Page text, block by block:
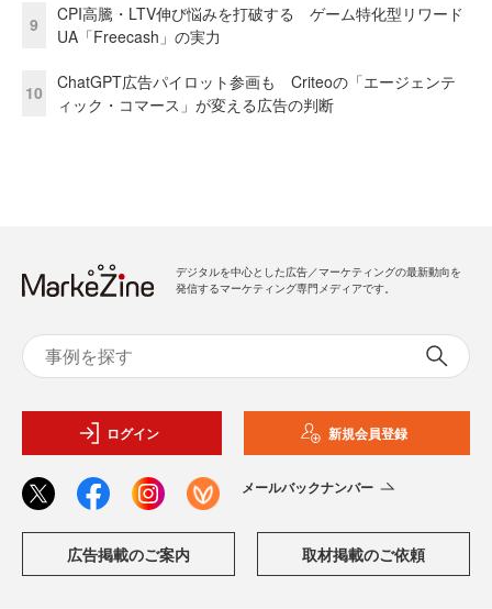
9
CPI高騰・LTV伸び悩みを打破する ゲーム特化型リワード
UA「Freecash」の実力
10
ChatGPT広告パイロット参画も Criteoの「エージェンテ
ィック・コマース」が変える広告の判断
デジタルを中心とした広告／マーケティングの最新動向を
発信するマーケティング専門メディアです。
ログイン 新規会員登録
メールバックナンバー
広告掲載のご案内 取材掲載のご依頼